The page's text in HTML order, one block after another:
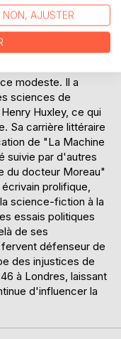
de H. G. Wells,
en Angleterre. Il est
de la
modeste. Il a
sciences de
Huxley, ce qui
Sa carrière littéraire
de "La Machine
suivie par d'autres
du docteur Moreau"
prolifique,
science-fiction à la
essais politiques
de ses
défenseur de
des injustices de
à Londres, laissant
d'influencer la
NON, AJUSTER